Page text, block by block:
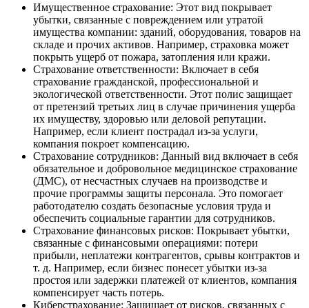
Имущественное страхование: Этот вид покрывает
убытки, связанные с повреждением или утратой
имущества компании: зданий, оборудования, товаров на
складе и прочих активов. Например, страховка может
покрыть ущерб от пожара, затопления или кражи.
Страхование ответственности: Включает в себя
страхование гражданской, профессиональной и
экологической ответственности. Этот полис защищает
от претензий третьих лиц в случае причинения ущерба
их имуществу, здоровью или деловой репутации.
Например, если клиент пострадал из-за услуги,
компания покроет компенсацию.
Страхование сотрудников: Данный вид включает в себя
обязательное и добровольное медицинское страхование
(ДМС), от несчастных случаев на производстве и
прочие программы защиты персонала. Это помогает
работодателю создать безопасные условия труда и
обеспечить социальные гарантии для сотрудников.
Страхование финансовых рисков: Покрывает убытки,
связанные с финансовыми операциями: потери
прибыли, неплатежи контрагентов, срывы контрактов и
т. д. Например, если бизнес понесет убытки из-за
простоя или задержки платежей от клиентов, компания
компенсирует часть потерь.
Киберстрахование: Защищает от рисков, связанных с